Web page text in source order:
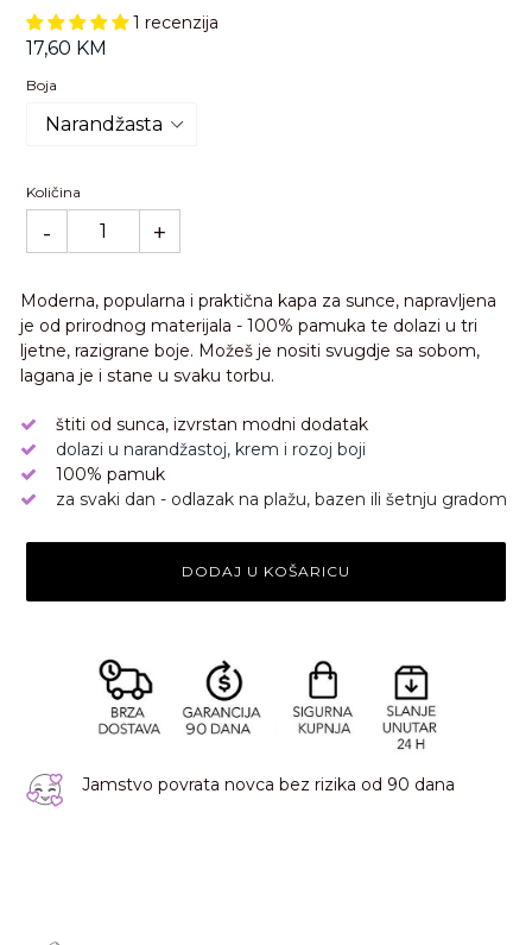
1 recenzija
Standardna
cijena
17,60 KM
Boja
Količina
- +
Moderna, popularna i praktična kapa za sunce, napravljena
je od prirodnog materijala - 100% pamuka te dolazi u tri
ljetne, razigrane boje. Možeš je nositi svugdje sa sobom,
lagana je i stane u svaku torbu.
štiti od sunca, izvrstan modni dodatak
dolazi u narandžastoj, krem i rozoj boji
100% pamuk
za svaki dan - odlazak na plažu, bazen ili šetnju gradom
DODAJ U KOŠARICU
Jamstvo povrata novca bez rizika od 90 dana